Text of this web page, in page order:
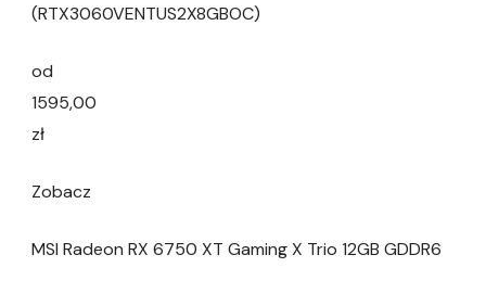
(RTX3060VENTUS2X8GBOC)
od
1595,00
zł
Zobacz
MSI Radeon RX 6750 XT Gaming X Trio 12GB GDDR6